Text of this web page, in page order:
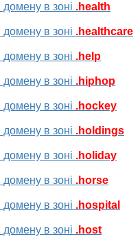
в зоні .health
в зоні .healthcare
в зоні .help
в зоні .hiphop
в зоні .hockey
в зоні .holdings
в зоні .holiday
в зоні .horse
в зоні .hospital
в зоні .host